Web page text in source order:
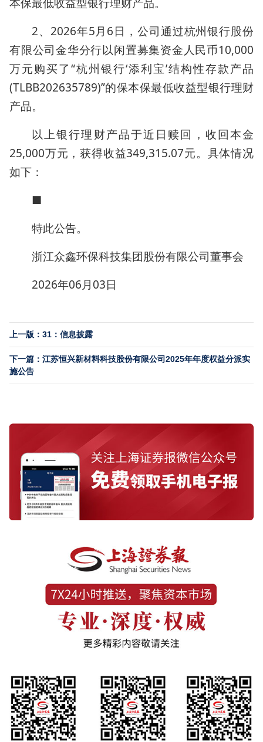
2、2026年5月6日，公司通过杭州银行股份
有限公司金华分行以闲置募集资金人民币10,000
万元购买了“杭州银行‘添利宝’结构性存款产品
(TLBB202635789)”的保本保最低收益型银行理财
产品。
以上银行理财产品于近日赎回，收回本金
25,000万元，获得收益349,315.07元。具体情况
如下：
■
特此公告。
浙江众鑫环保科技集团股份有限公司董事会
2026年06月03日
上一版：31：信息披露
下一篇：江苏恒兴新材料科技股份有限公司2025年年度权益分派实
施公告